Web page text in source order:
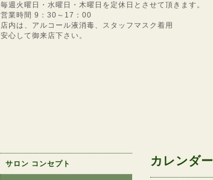
毎週火曜日・水曜日・木曜日を定休日とさせて頂きます。
営業時間 9：30～17：00
店内は、アルコール液消毒、スタッフマスク着用
安心して御来店下さい。
カレンダー
サロン コンセプト